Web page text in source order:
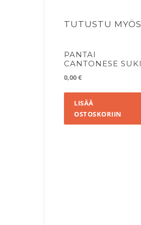
TUTUSTU MYÖS
PANTAI
CANTONESE SUKI
0,00€
LISÄÄ
OSTOSKORIIN